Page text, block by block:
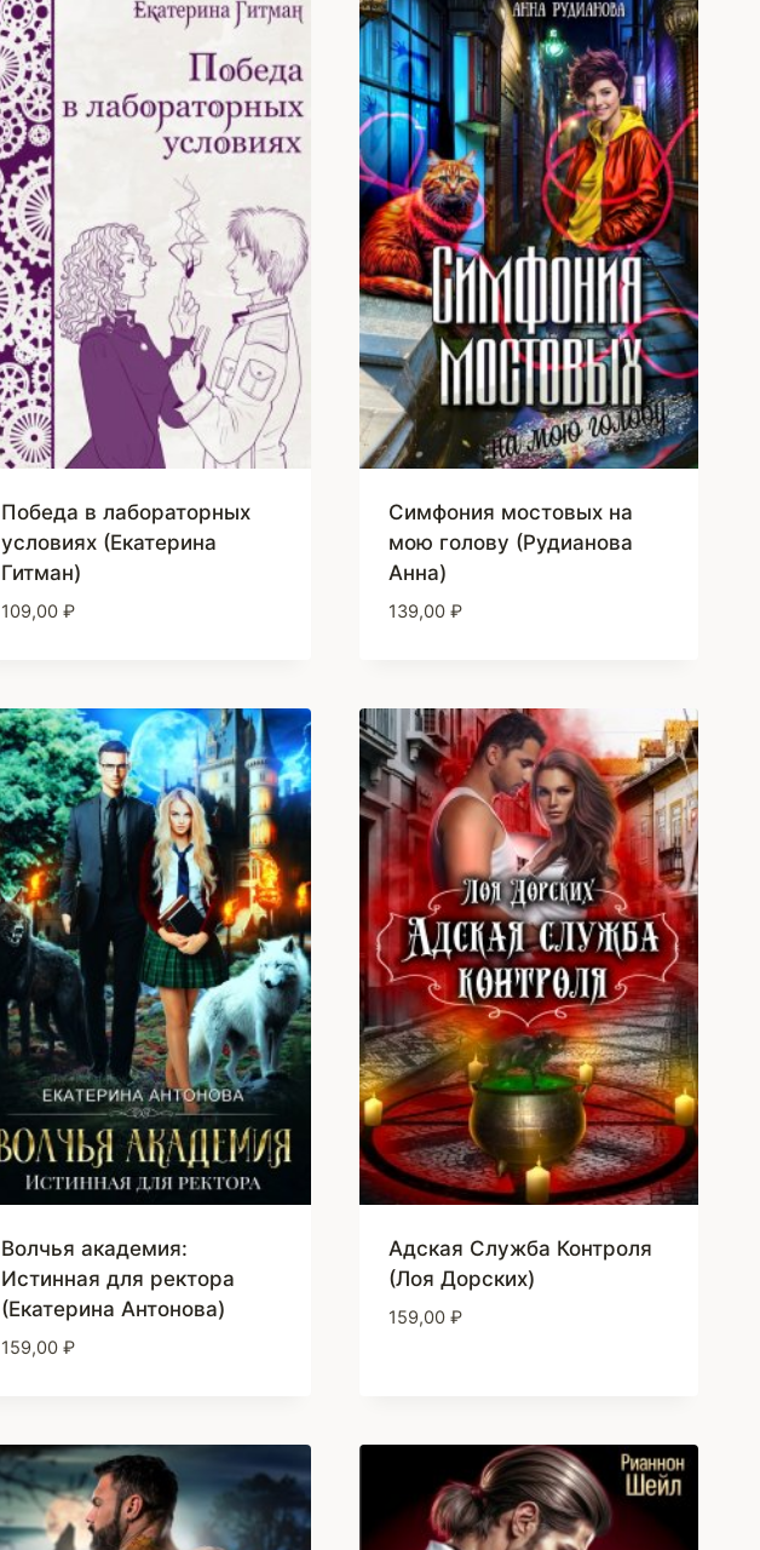
Победа в лабораторных
условиях (Екатерина
Гитман)
109,00 ₽
Симфония мостовых на
мою голову (Рудианова
Анна)
139,00 ₽
Волчья академия:
Истинная для ректора
(Екатерина Антонова)
159,00 ₽
Адская Служба Контроля
(Лоя Дорских)
159,00 ₽